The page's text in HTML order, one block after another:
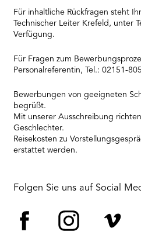
Für inhaltliche Rückfragen steht
Technischer Leiter Krefeld, unter
Verfügung.
Für Fragen zum
Personalreferentin, Tel.: 02151-
Bewerbungen von geeigneten
begrüßt.
Mit unserer Ausschreibung
Geschlechter.
Reisekosten zu
erstattet werden.
Folgen Sie uns auf Social